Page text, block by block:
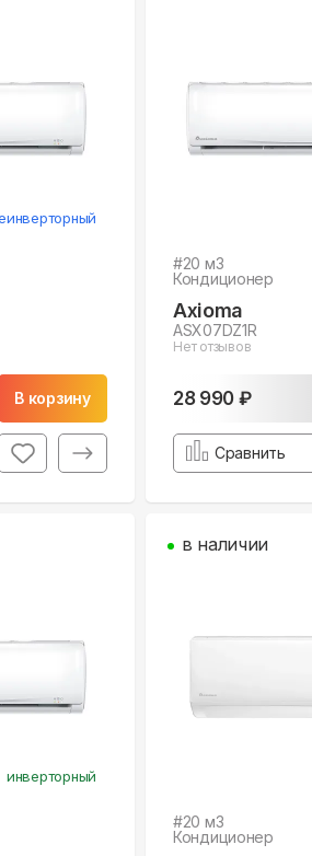
В корзину
#20 м3
Кондиционер
Axioma
ASX07DZ1R
Нет отзывов
28 990 ₽
Сравнить
инверторный
#20 м3
Кондиционер
в наличии